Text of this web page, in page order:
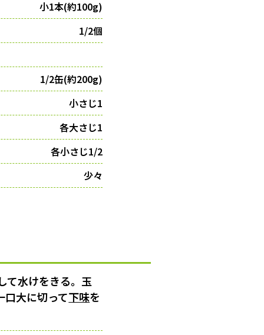
小1本(約100g)
1/2個
1/2缶(約200g)
小さじ1
各大さじ1
各小さじ1/2
少々
て水けをきる。玉
口大に切って下味を